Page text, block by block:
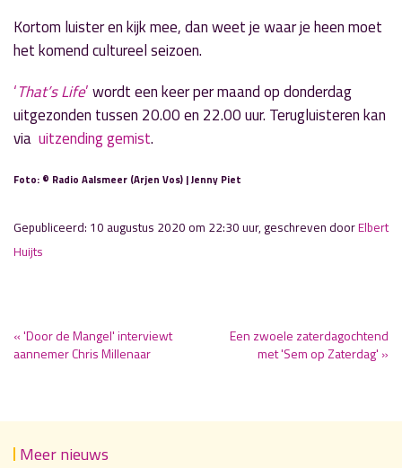
Kortom luister en kijk mee, dan weet je waar je heen moet
het komend cultureel seizoen.
‘That’s Life’wordt een keer per maand op donderdag
uitgezonden tussen 20.00 en 22.00 uur. Terugluisteren kan
via uitzending gemist.
Foto: © Radio Aalsmeer (Arjen Vos) | Jenny Piet
Gepubliceerd: 10 augustus 2020 om 22:30 uur, geschreven doorElbert
Huijts
« 'Door de Mangel' interviewt
aannemer Chris Millenaar
Een zwoele zaterdagochtend
met 'Sem op Zaterdag' »
Meer nieuws